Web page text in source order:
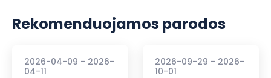
Rekomenduojamos parodos
2026-04-09 - 2026-
04-11
2026-09-29 - 2026-
10-01